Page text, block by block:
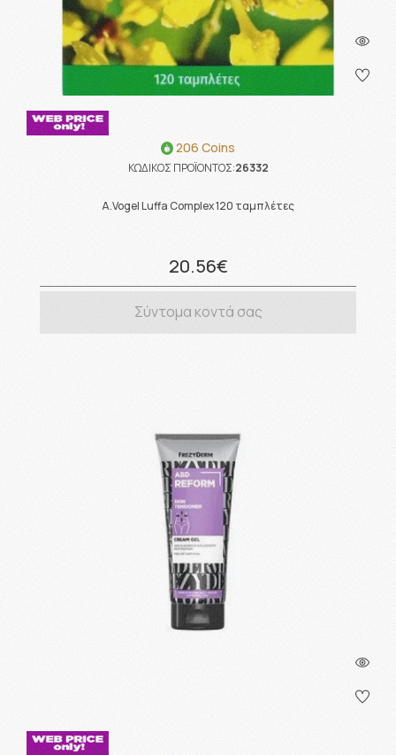
206 Coins
ΚΩΔΙΚΟΣ ΠΡΟΪΟΝΤΟΣ:26332
A.Vogel Luffa Complex 120 ταμπλέτες
20.56€
Σύντομα κοντά σας